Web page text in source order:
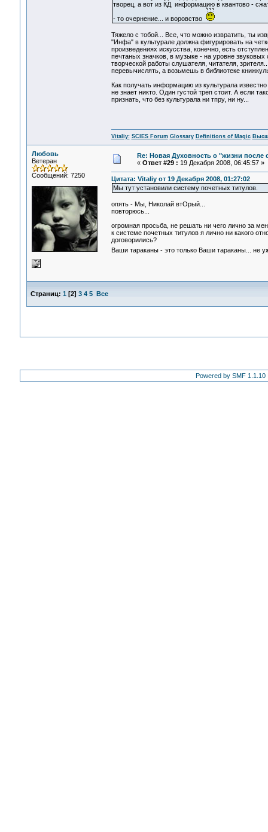
творец, а вот из КД информацию в квантово -
- то очернение... и воровство
Тяжело с тобой... Все, что можно извратить, ты
"Инфа" в культурале должна фигурировать на
произведениях искусства, конечно, есть
печтаных значков, в музыке - на уровне звуковых
творческой работы слушателя, читателя,
перевычислять, а возьмешь в библиотеке
Как получать информацию из культурала
не знает никто. Один густой треп стоит. А если
признать, что без культурала ни тпру, ни ну...
Vitaliy: SCIES Forum Glossary Definitions of Magic
Любовь
Ветеран
Сообщений: 7250
Re: Новая Духовность о "жизни после
« Ответ #29 : 19 Декабря 2008, 06:45:57 »
Цитата: Vitaliy от 19 Декабря 2008, 01:27:02
Мы тут установили систему почетных титулов.
опять - Мы, Николай втОрый...
повторюсь...
огромная просьба, не решать ни чего лично за
к системе почетных титулов я лично ни какого
договорились?
Ваши тараканы - это только Ваши тараканы... не
Страниц: 1 [2] 3 4 5 Все
Powered by SMF 1.1.10